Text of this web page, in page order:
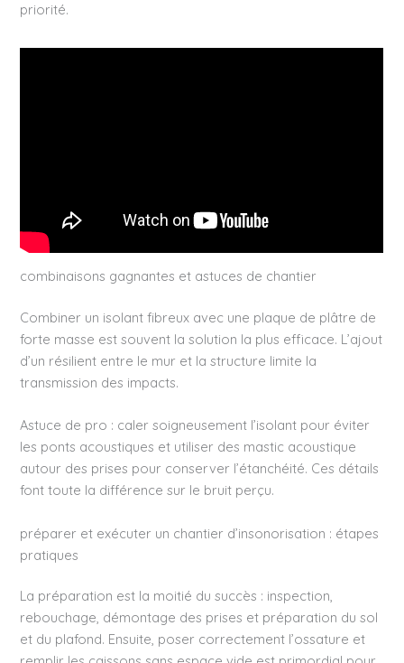
priorité.
combinaisons gagnantes et astuces de chantier
Combiner un isolant fibreux avec une plaque de plâtre de
forte masse est souvent la solution la plus efficace. L’ajout
d’un résilient entre le mur et la structure limite la
transmission des impacts.
Astuce de pro : caler soigneusement l’isolant pour éviter
les ponts acoustiques et utiliser des mastic acoustique
autour des prises pour conserver l’étanchéité. Ces détails
font toute la différence sur le bruit perçu.
préparer et exécuter un chantier d’insonorisation : étapes
pratiques
La préparation est la moitié du succès : inspection,
rebouchage, démontage des prises et préparation du sol
et du plafond. Ensuite, poser correctement l’ossature et